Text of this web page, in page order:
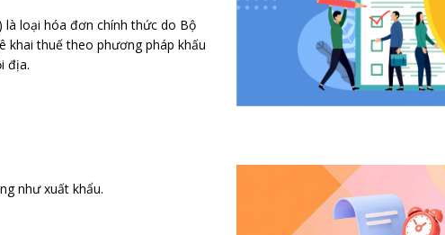
là loại hóa đơn chính thức do Bộ
khai thuế theo phương pháp khấu
địa.
như xuất khẩu.